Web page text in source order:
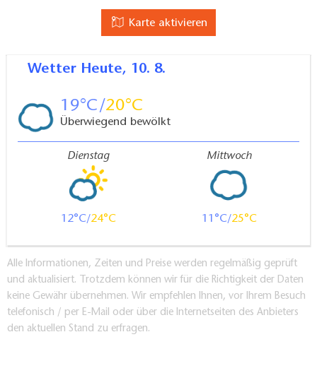
Karte aktivieren
Wetter Heute, 10. 8.
19 20
Überwiegend bewölkt
Dienstag
12 24
Mittwoch
11 25
Alle Informationen, Zeiten und Preise werden regelmäßig geprüft
und aktualisiert. Trotzdem können wir für die Richtigkeit der Daten
keine Gewähr übernehmen. Wir empfehlen Ihnen, vor Ihrem Besuch
telefonisch / per E-Mail oder über die Internetseiten des Anbieters
den aktuellen Stand zu erfragen.